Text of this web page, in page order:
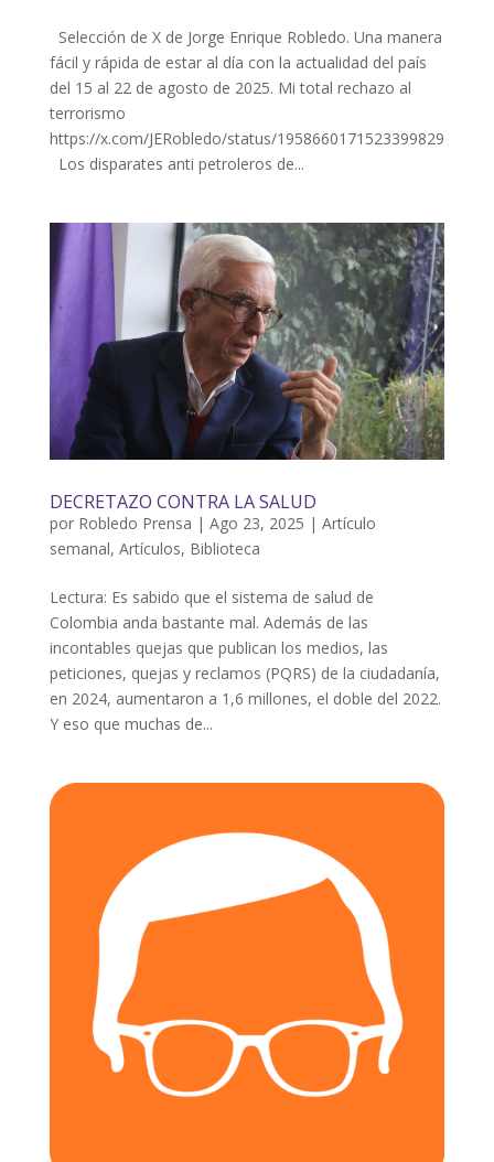
Selección de X de Jorge Enrique Robledo. Una manera
fácil y rápida de estar al día con la actualidad del país
del 15 al 22 de agosto de 2025. Mi total rechazo al
terrorismo
https://x.com/JERobledo/status/1958660171523399829
Los disparates anti petroleros de...
DECRETAZO CONTRA LA SALUD
por Robledo Prensa | Ago 23, 2025 | Artículo
semanal, Artículos, Biblioteca
Lectura: Es sabido que el sistema de salud de
Colombia anda bastante mal. Además de las
incontables quejas que publican los medios, las
peticiones, quejas y reclamos (PQRS) de la ciudadanía,
en 2024, aumentaron a 1,6 millones, el doble del 2022.
Y eso que muchas de...